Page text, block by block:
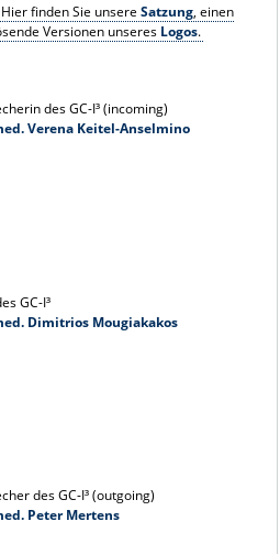
Hier finden Sie unsereSatzung, einen
Versionen unseres Logos.
des GC-I³ (incoming)
Verena Keitel-Anselmino
GC-I³
Dimitrios Mougiakakos
des GC-I³ (outgoing)
Peter Mertens